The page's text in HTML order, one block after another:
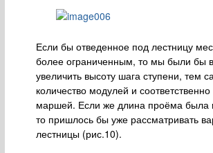
Если бы отведенное под лестницу
более ограниченным, то мы были бы
увеличить высоту шага ступени, тем
количество модулей и
маршей. Если же длина проёма
то пришлось бы уже рассматривать
лестницы (рис.10).